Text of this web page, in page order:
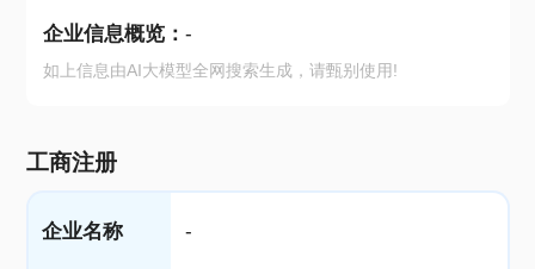
企业信息概览： -
如上信息由AI大模型全网搜索生成，请甄别使用!
工商注册
企业名称 -